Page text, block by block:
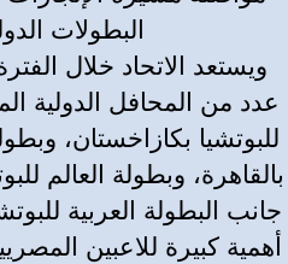
البطولات
ويستعد الاتحاد خلال
عدد من المحافل الدولية
للبوتشيا بكازاخستان،
بالقاهرة، وبطولة العالم
جانب البطولة العربية
أهمية كبيرة للاعبين